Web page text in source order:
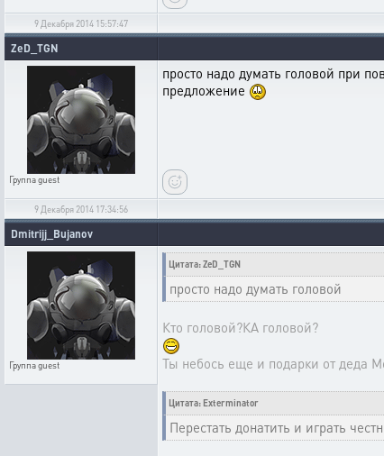
9 Декабря 2014 15:57:47
ZeD_TGN
Группаguest
просто надо думать головой при
предложение
9 Декабря 2014 17:34:56
Dmitrijj_Bujanov
Группаguest
Цитата: ZeD_TGN
просто надо думать головой
Кто головой?КА головой?
Ты небось еще и подарки от деда
Цитата: Exterminator
Перестать донатить и играть